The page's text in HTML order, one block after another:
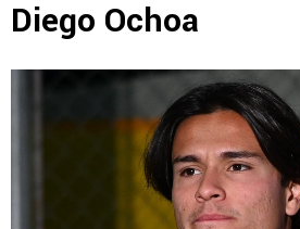
Diego Ochoa